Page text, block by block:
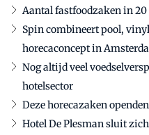
Aantal fastfoodzaken in
Spin combineert pool,
horecaconcept in
Nog altijd veel
hotelsector
Deze horecazaken
Hotel De Plesman sluit